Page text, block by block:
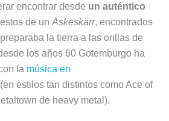
encontrar desde un auténtico
de un Äskeskärr, encontrados
la tierra a las orillas de
los años 60 Gotemburgo ha
la música en
estilos tan distintos como Ace of
de heavy metal).